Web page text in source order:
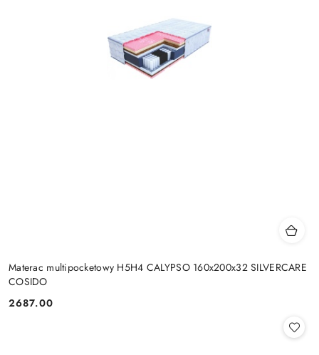
Materac multipocketowy H5H4 CALYPSO 160x200x32 SILVERCARE
COSIDO
Cena:
2687.00